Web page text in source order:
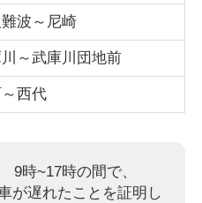
波～尼崎
～武庫川団地前
西代
9時~17時の間で、
が遅れたことを証明し